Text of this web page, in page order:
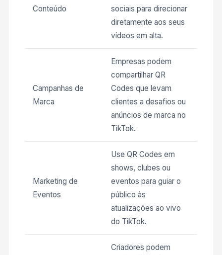
Conteúdo
sociais para direcionar
diretamente aos seus
vídeos em alta.
Campanhas de
Marca
Empresas podem
compartilhar QR
Codes que levam
clientes a desafios ou
anúncios de marca no
TikTok.
Marketing de
Eventos
Use QR Codes em
shows, clubes ou
eventos para guiar o
público às
atualizações ao vivo
do TikTok.
Criadores podem